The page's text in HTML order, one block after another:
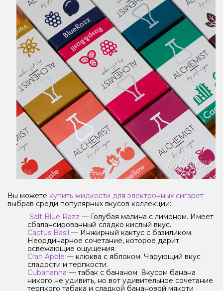
Вы можете купить жидкости для электронных сигарет
выбрав среди популярных вкусов коллекции:
Salt Blue Razz — Голубая малина с лимоном. Имеет
сбалансированный сладко кислый вкус.
Cactus Basil — Инжирный кактус с базиликом.
Неординарное сочетание, которое дарит
освежающие ощущения.
Cran Apple — клюква с яблоком. Чарующий вкус
сладости и терпкости.
Cubananna — табак с бананом. Вкусом банана
никого не удивить, но вот удивительное сочетание
терпкого табака и сладкой банановой мякоти